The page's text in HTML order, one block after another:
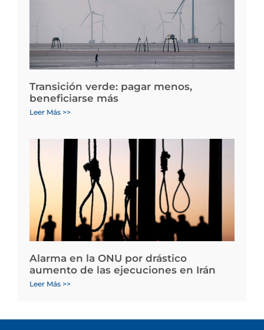
Transición verde: pagar menos,
beneficiarse más
Leer Más >>
Alarma en la ONU por drástico
aumento de las ejecuciones en Irán
Leer Más >>